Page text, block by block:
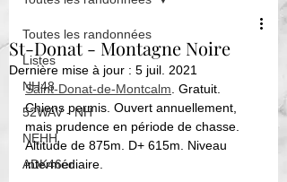
Toutes les randonnées
Listes
NH48
52WAV - NH
NEHH
ADK46er
St-Donat - Montagne Noire
Dernière mise à jour : 5 juil. 2021
Saint-Donat-de-Montcalm . Gratuit.
Chiens permis. Ouvert annuellement,
mais prudence en période de chasse.
Altitude de 875m. D+ 615m. Niveau
intermédiaire.